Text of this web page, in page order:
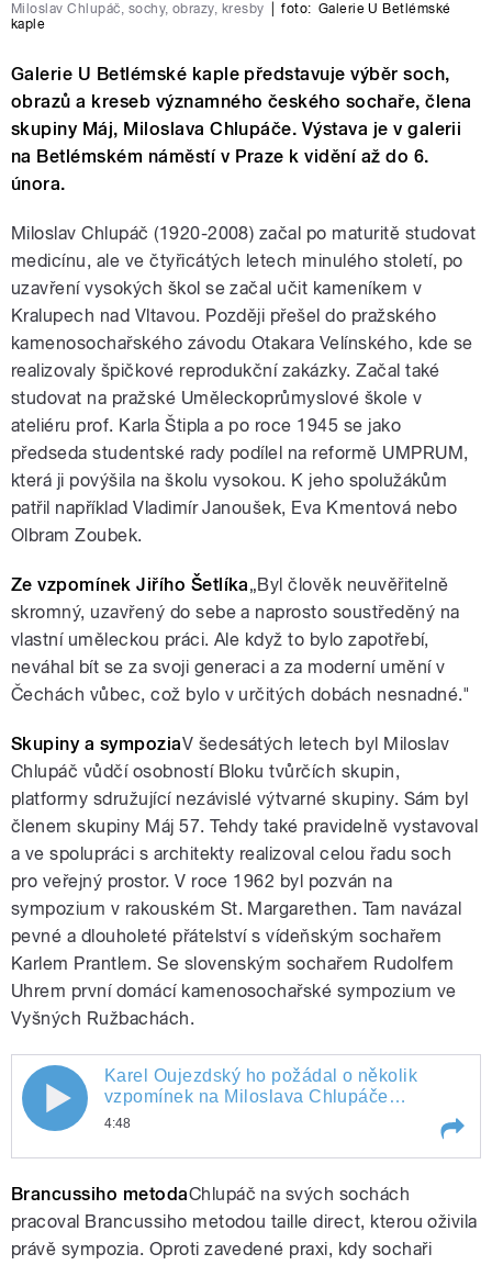
Miloslav Chlupáč, sochy, obrazy, kresby foto: Galerie U Betlémské
kaple
Galerie U Betlémské kaple představuje výběr soch,
obrazů a kreseb významného českého sochaře, člena
skupiny Máj, Miloslava Chlupáče. Výstava je v galerii
na Betlémském náměstí v Praze k vidění až do 6.
února.
Miloslav Chlupáč (1920-2008) začal po maturitě studovat
medicínu, ale ve čtyřicátých letech minulého století, po
uzavření vysokých škol se začal učit kameníkem v
Kralupech nad Vltavou. Později přešel do pražského
kamenosochařského závodu Otakara Velínského, kde se
realizovaly špičkové reprodukční zakázky. Začal také
studovat na pražské Uměleckoprůmyslové škole v
ateliéru prof. Karla Štipla a po roce 1945 se jako
předseda studentské rady podílel na reformě UMPRUM,
která ji povýšila na školu vysokou. K jeho spolužákům
patřil například Vladimír Janoušek, Eva Kmentová nebo
Olbram Zoubek.
Ze vzpomínek Jiřího Šetlíka„Byl člověk neuvěřitelně
skromný, uzavřený do sebe a naprosto soustředěný na
vlastní uměleckou práci. Ale když to bylo zapotřebí,
neváhal bít se za svoji generaci a za moderní umění v
Čechách vůbec, což bylo v určitých dobách nesnadné."
Skupiny a sympoziaV šedesátých letech byl Miloslav
Chlupáč vůdčí osobností Bloku tvůrčích skupin,
platformy sdružující nezávislé výtvarné skupiny. Sám byl
členem skupiny Máj 57. Tehdy také pravidelně vystavoval
a ve spolupráci s architekty realizoval celou řadu soch
pro veřejný prostor. V roce 1962 byl pozván na
sympozium v rakouském St. Margarethen. Tam navázal
pevné a dlouholeté přátelství s vídeňským sochařem
Karlem Prantlem. Se slovenským sochařem Rudolfem
Uhrem první domácí kamenosochařské sympozium ve
Vyšných Ružbachách.
Karel Oujezdský ho požádal o několik
vzpomínek na Miloslava Chlupáče
umělcova přítele, historika umění
Jiřího Šetlíka.
Karel Oujezdský ho požádal o několik
vzpomínek na Miloslava Chlupáče
umělcova přítele, historika umění Jiřího
4:48
vzpomínek na Miloslava Chlupáče
umělcova přítele, historika umění Jiřího
Šetlíka.
Brancussiho metodaChlupáč na svých sochách
pracoval Brancussiho metodou taille direct, kterou oživila
právě sympozia. Oproti zavedené praxi, kdy sochaři